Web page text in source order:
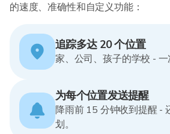
的速度、准确性和自定义功能：
追踪多达 20 个位置
家、公司、孩子的学校 - 一
为每个位置发送提醒
降雨前 15 分钟收到提醒 -
划。